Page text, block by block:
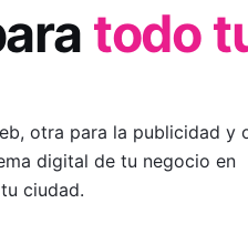
todo
otra para la publicidad y
digital de tu negocio en
ciudad.